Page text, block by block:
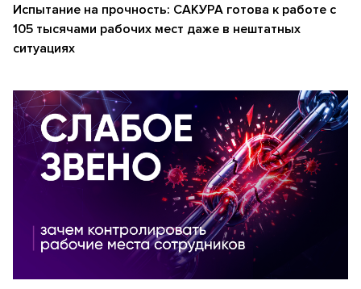
Испытание на прочность: САКУРА готова к работе с
105 тысячами рабочих мест даже в нештатных
ситуациях